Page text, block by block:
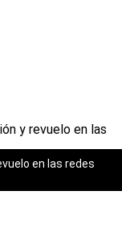
en las redes